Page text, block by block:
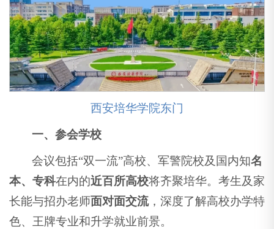
西安培华学院东门
一、参会学校
会议包括“双一流”高校、军警院校及国内知名
本、专科在内的近百所高校将齐聚培华。考生及家
长能与招办老师面对面交流，深度了解高校办学特
色、王牌专业和升学就业前景。